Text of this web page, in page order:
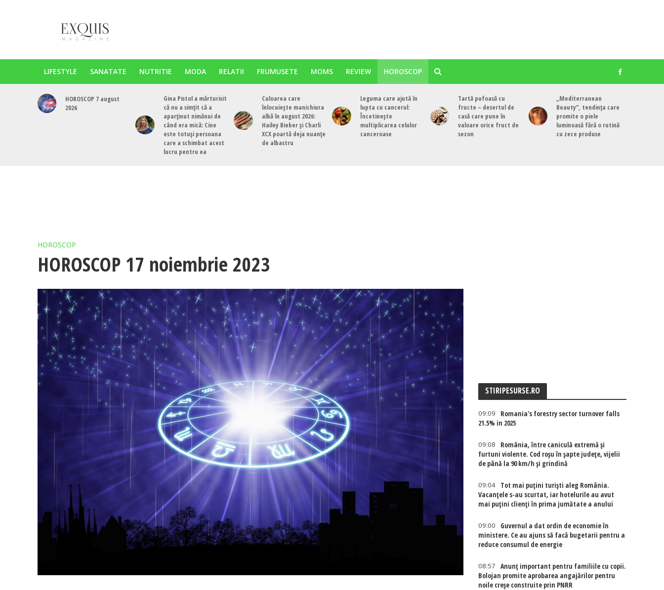
LIFESTYLE SANATATE NUTRITIE MODA RELATII FRUMUSETE MOMS REVIEW HOROSCOP
HOROSCOP 7 august
2026
Gina Pistol a mărturisit
că nu a simțit că a
aparținut nimănui de
când era mică: Cine
este totuși persoana
care a schimbat acest
lucru pentru ea
Culoarea care
înlocuiește manichiura
albă în august 2026:
Hailey Bieber și Charli
XCX poartă deja nuanțe
de albastru
Leguma care ajută în
lupta cu cancerul:
Încetinește
multiplicarea celulor
canceroase
Tartă pufoasă cu
fructe – desertul de
casă care pune în
valoare orice fruct de
sezon
„Mediterranean
Beauty”, tendința care
promite o piele
luminoasă fără o rutină
cu zece produse
HOROSCOP
HOROSCOP 17 noiembrie 2023
STIRIPESURSE.RO
09:09
Romania's forestry sector turnover falls
21.5% in 2025
09:08
România, între caniculă extremă și
furtuni violente. Cod roșu în șapte județe, vijelii
de până la 90 km/h și grindină
09:04
Tot mai puțini turiști aleg România.
Vacanțele s-au scurtat, iar hotelurile au avut
mai puțini clienți în prima jumătate a anului
09:00
Guvernul a dat ordin de economie în
ministere. Ce au ajuns să facă bugetarii pentru a
reduce consumul de energie
08:57
Anunț important pentru familiile cu copii.
Bolojan promite aprobarea angajărilor pentru
noile creșe construite prin PNRR